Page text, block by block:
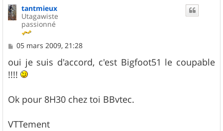
tantmieux
Utagawiste
passionné
M
s
s
a
05 mars 2009, 21:28
oui je suis d'accord, c'est Bigfoot51 le coupable
!!!!
Ok pour 8H30 chez toi BBvtec.
VTTement